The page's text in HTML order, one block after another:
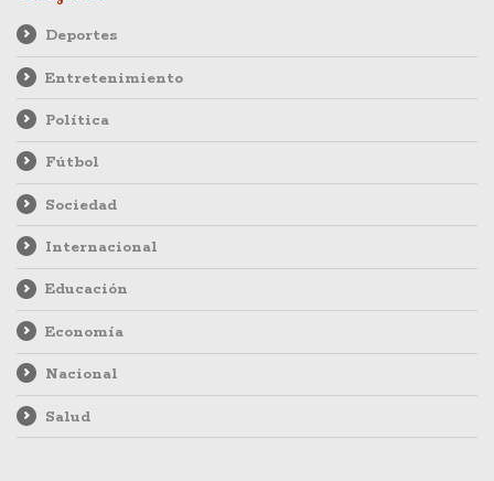
Deportes
Entretenimiento
Política
Fútbol
Sociedad
Internacional
Educación
Economía
Nacional
Salud